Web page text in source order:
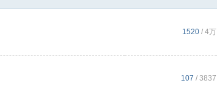
1520 / 4万
107 / 3837